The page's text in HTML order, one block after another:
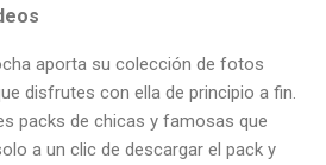
aporta su colección de fotos
disfrutes con ella de principio a fin.
packs de chicas y famosas que
a un clic de descargar el pack y